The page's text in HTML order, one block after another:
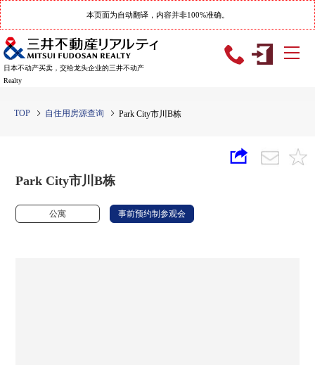
本页面为自动翻译，内容并非100%准确。
日本不动产买卖，交给龙头企业的三井不动产
Realty
TOP 自住用房源查询 Park City市川B栋
Park City市川B栋
公寓 事前预约制参观会